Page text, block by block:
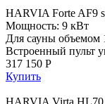
HARVIA Forte AF9
Мощность: 9 кВт
Для сауны объемом
Встроенный пульт
317 150 Р
Купить
HARVIA Virta HL70